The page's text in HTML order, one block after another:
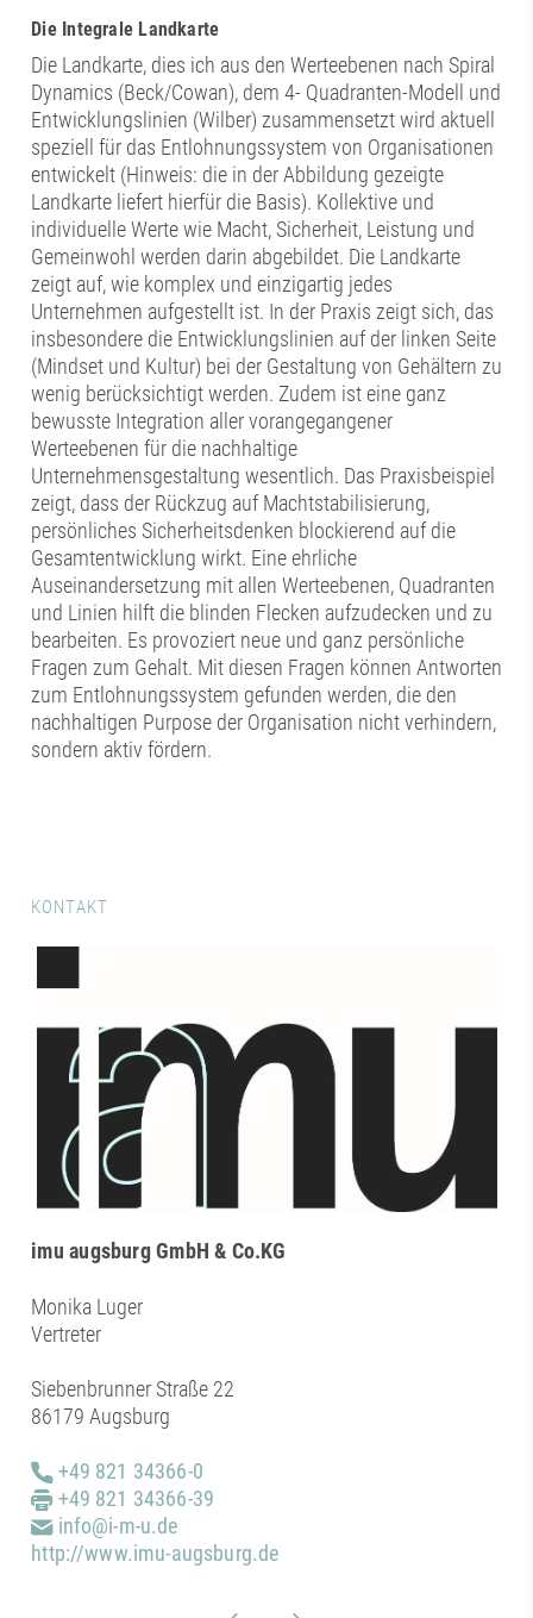
Die Integrale Landkarte
Die Landkarte, dies ich aus den Werteebenen nach Spiral
Dynamics (Beck/Cowan), dem 4- Quadranten-Modell und
Entwicklungslinien (Wilber) zusammensetzt wird aktuell
speziell für das Entlohnungssystem von Organisationen
entwickelt (Hinweis: die in der Abbildung gezeigte
Landkarte liefert hierfür die Basis). Kollektive und
individuelle Werte wie Macht, Sicherheit, Leistung und
Gemeinwohl werden darin abgebildet. Die Landkarte
zeigt auf, wie komplex und einzigartig jedes
Unternehmen aufgestellt ist. In der Praxis zeigt sich, das
insbesondere die Entwicklungslinien auf der linken Seite
(Mindset und Kultur) bei der Gestaltung von Gehältern zu
wenig berücksichtigt werden. Zudem ist eine ganz
bewusste Integration aller vorangegangener
Werteebenen für die nachhaltige
Unternehmensgestaltung wesentlich. Das Praxisbeispiel
zeigt, dass der Rückzug auf Machtstabilisierung,
persönliches Sicherheitsdenken blockierend auf die
Gesamtentwicklung wirkt. Eine ehrliche
Auseinandersetzung mit allen Werteebenen, Quadranten
und Linien hilft die blinden Flecken aufzudecken und zu
bearbeiten. Es provoziert neue und ganz persönliche
Fragen zum Gehalt. Mit diesen Fragen können Antworten
zum Entlohnungssystem gefunden werden, die den
nachhaltigen Purpose der Organisation nicht verhindern,
sondern aktiv fördern.
KONTAKT
imu augsburg GmbH & Co.KG
Monika Luger
Vertreter
Siebenbrunner Straße 22
86179 Augsburg
+49 821 34366-0
+49 821 34366-39
info@i-m-u.de
http://www.imu-augsburg.de